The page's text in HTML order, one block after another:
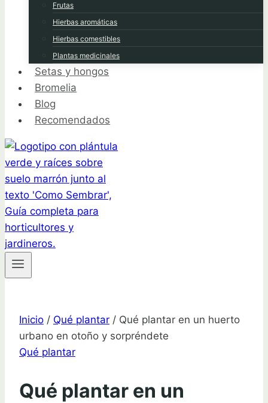
Frutas
Hierbas aromáticas
Hierbas comestibles
Plantas medicinales
Setas y hongos
Bromelia
Blog
Recomendados
Inicio / Qué plantar / Qué plantar en un huerto
urbano en otoño y sorpréndete
Qué plantar
Qué plantar en un